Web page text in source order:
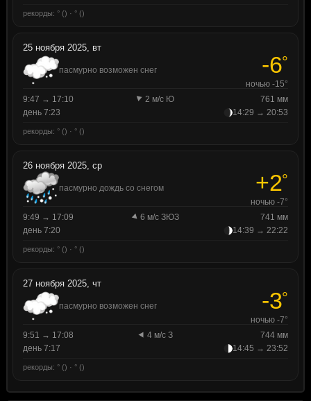
рекорды: ° () · ° ()
25 ноября 2025, вт
пасмурно возможен снег -6°
ночью -15°
9:47 → 17:10
2 м/с Ю
761 мм
день 7:23
14:29 → 20:53
рекорды: ° () · ° ()
26 ноября 2025, ср
пасмурно дождь со снегом +2°
ночью -7°
9:49 → 17:09
6 м/с ЗЮЗ
741 мм
день 7:20
14:39 → 22:22
рекорды: ° () · ° ()
27 ноября 2025, чт
пасмурно возможен снег -3°
ночью -7°
9:51 → 17:08
4 м/с З
744 мм
день 7:17
14:45 → 23:52
рекорды: ° () · ° ()